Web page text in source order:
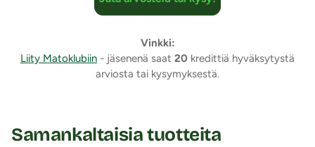
Väri: Monivärinen
Lähetyksen paino: ~ 0.5 kg
Vinkki:
Liity Matoklubiin - jäsenenä saat 20 kredittiä hyväksytystä
arviosta tai kysymyksestä.
Samankaltaisia tuotteita